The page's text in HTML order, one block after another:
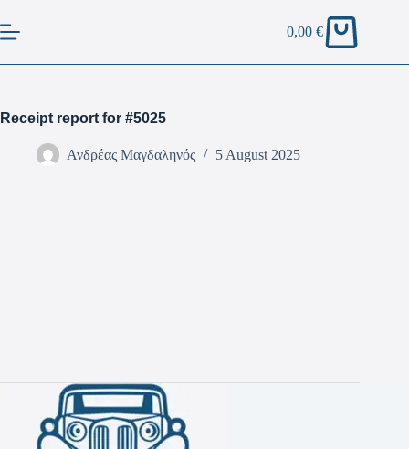
0,00€
Receipt report for #5025
Ανδρέας Μαγδαληνός 5 August 2025